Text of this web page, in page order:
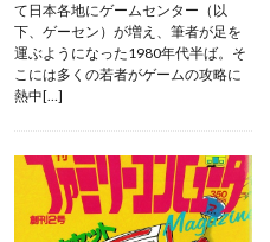
て日本各地にゲームセンター（以
下、ゲーセン）が増え、筆者が足を
運ぶようになった1980年代半ば。そ
こには多くの若者がゲームの攻略に
熱中[…]